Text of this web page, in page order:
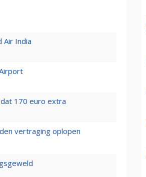
Air India
170 euro extra
vertraging oplopen